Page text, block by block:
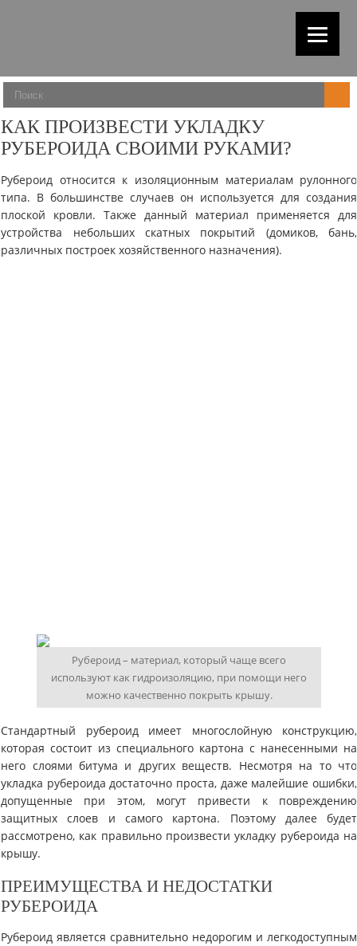
КАК ПРОИЗВЕСТИ УКЛАДКУ
РУБЕРОИДА СВОИМИ РУКАМИ?
Рубероид относится к изоляционным материалам рулонного
типа. В большинстве случаев он используется для создания
плоской кровли. Также данный материал применяется для
устройства небольших скатных покрытий (домиков, бань,
различных построек хозяйственного назначения).
Рубероид – материал, который чаще всего
используют как гидроизоляцию, при помощи него
можно качественно покрыть крышу.
Стандартный рубероид имеет многослойную конструкцию,
которая состоит из специального картона с нанесенными на
него слоями битума и других веществ. Несмотря на то что
укладка рубероида достаточно проста, даже малейшие ошибки,
допущенные при этом, могут привести к повреждению
защитных слоев и самого картона. Поэтому далее будет
рассмотрено, как правильно произвести укладку рубероида на
крышу.
ПРЕИМУЩЕСТВА И НЕДОСТАТКИ
РУБЕРОИДА
Рубероид является сравнительно недорогим и легкодоступным